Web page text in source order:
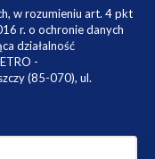
w rozumieniu art. 4 pkt
r. o ochronie danych
działalność
-
(85-070), ul.